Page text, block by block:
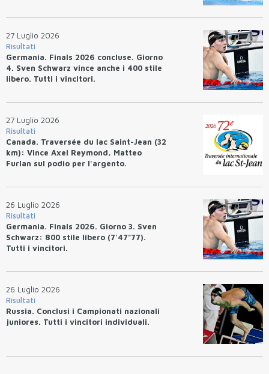
27 Luglio 2026
Risultati
Germania. Finals 2026 concluse. Giorno
4. Sven Schwarz vince anche i 400 stile
libero. Tutti i vincitori.
27 Luglio 2026
Risultati
Canada. Traversée du lac Saint-Jean (32
km): Vince Axel Reymond, Matteo
Furlan sul podio per l'argento.
26 Luglio 2026
Risultati
Germania. Finals 2026. Giorno 3. Sven
Schwarz: 800 stile libero (7'47"77).
Tutti i vincitori.
26 Luglio 2026
Risultati
Russia. Conclusi i Campionati nazionali
juniores. Tutti i vincitori individuali.